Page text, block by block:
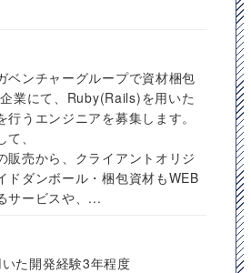
ベンチャーグループで資材梱包
業にて、Ruby(Rails)を用いた
うエンジニアを募集します。
、
販売から、クライアントオリジ
ドダンボール・梱包資材もWEB
サービスや、...
た開発経験3年程度